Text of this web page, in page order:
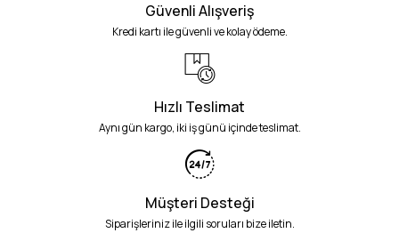
Güvenli Alışveriş
Kredi kartı ile güvenli ve kolay ödeme.
Hızlı Teslimat
Aynı gün kargo, iki iş günü içinde teslimat.
Müşteri Desteği
Siparişleriniz ile ilgili soruları bize iletin.